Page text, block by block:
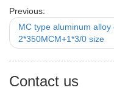
Previous:
MC type aluminum
2*350MCM+1*3/0 size
Contact us